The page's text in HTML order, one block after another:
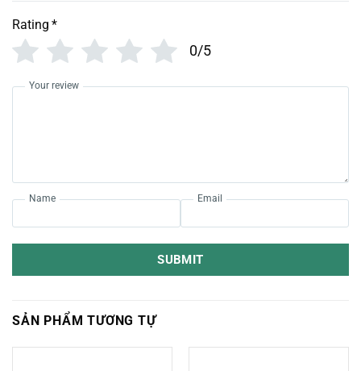
Rating *
0/5
Your review
Name Email
SUBMIT
SẢN PHẨM TƯƠNG TỰ